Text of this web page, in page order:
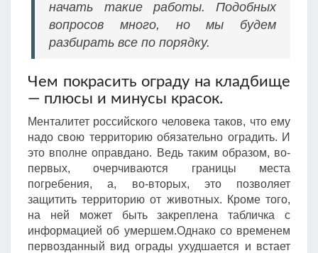
начать такие работы. Подобных
вопросов много, но мы будем
разбирать все по порядку.
Чем покрасить ограду на кладбище
— плюсы и минусы красок.
Менталитет российского человека таков, что ему
надо свою территорию обязательно оградить. И
это вполне оправдано. Ведь таким образом, во-
первых, очерчиваются границы места
погребения, а, во-вторых, это позволяет
защитить территорию от животных. Кроме того,
на ней может быть закреплена табличка с
информацией об умершем.Однако со временем
первозданный вид ограды ухудшается и встает